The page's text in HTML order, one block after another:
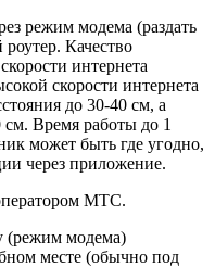
режим модема (раздать
Качество
интернета
скорости интернета
до 30-40 см, а
см. Время работы до 1
может быть где угодно,
через приложение.
МТС.
(режим модема)
месте (обычно под